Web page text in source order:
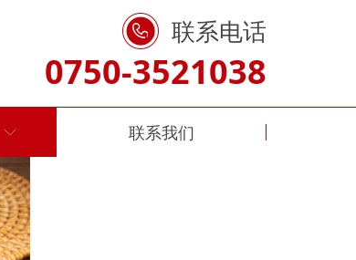
联系电话
0750-3521038
联系我们